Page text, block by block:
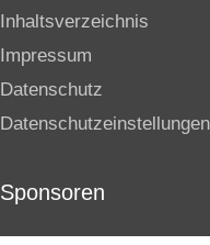
Inhaltsverzeichnis
Impressum
Datenschutz
Datenschutzeinstellungen
Sponsoren